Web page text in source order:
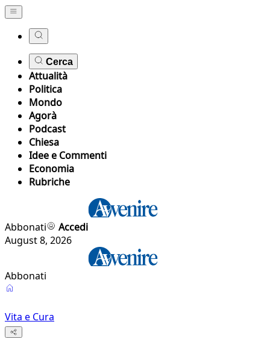
Cerca
Attualità
Politica
Mondo
Agorà
Podcast
Chiesa
Idee e Commenti
Economia
Rubriche
Abbonati
Accedi
August 8, 2026
Abbonati
Vita e Cura